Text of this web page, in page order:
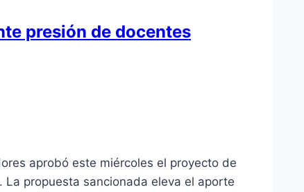
presión de docentes
aprobó este miércoles el proyecto de
propuesta sancionada eleva el aporte